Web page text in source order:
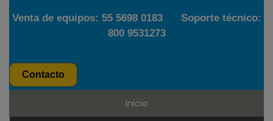
Venta de equipos: 55 5698 0183Soporte técnico:
800 9531273
Contacto
Inicio